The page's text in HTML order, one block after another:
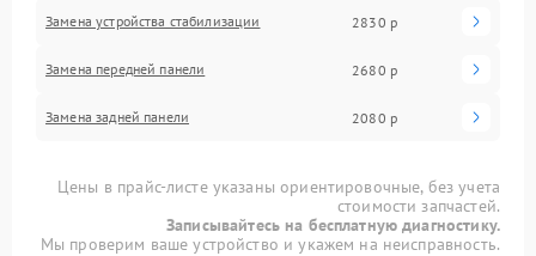
Замена устройства стабилизации 2830 р
Замена передней панели 2680 р
Замена задней панели 2080 р
Цены в прайс-листе указаны ориентировочные, без учета
стоимости запчастей.
Записывайтесь на бесплатную диагностику.
Мы проверим ваше устройство и укажем на неисправность.